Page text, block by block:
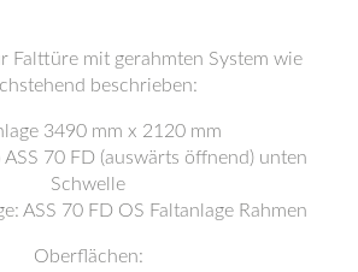
Falttüre mit gerahmten System wie
beschrieben:
3490 mm x 2120 mm
ASS 70 FD (auswärts öffnend) unten
Schwelle
ASS 70 FD OS Faltanlage Rahmen
Oberflächen: